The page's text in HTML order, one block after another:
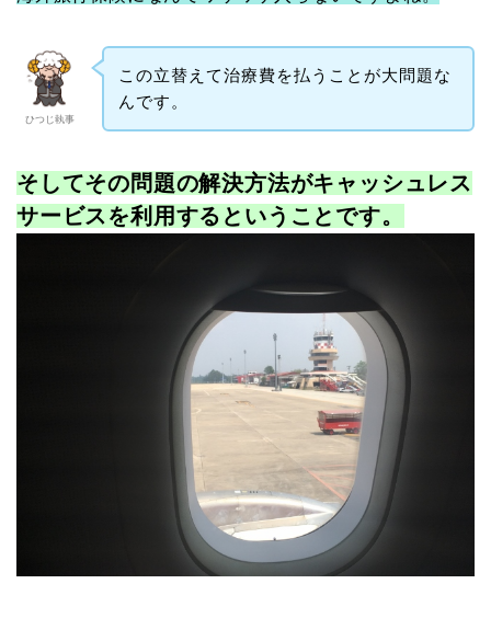
ひつじ執事
この立替えて治療費を払うことが大問題な
んです。
そしてその問題の解決方法がキャッシュレス
サービスを利用するということです。